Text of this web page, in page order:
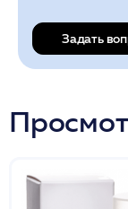
Задать